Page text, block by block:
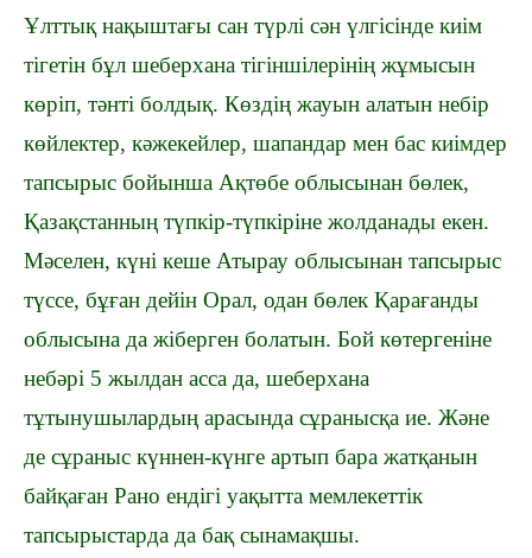
Ұлттық нақыштағы сан түрлі сән үлгісінде киім
тігетін бұл шеберхана тігіншілерінің жұмысын
көріп, тәнті болдық. Көздің жауын алатын небір
көйлектер, кәжекейлер, шапандар мен бас киімдер
тапсырыс бойынша Ақтөбе облысынан бөлек,
Қазақстанның түпкір-түпкіріне жолданады екен.
Мәселен, күні кеше Атырау облысынан тапсырыс
түссе, бұған дейін Орал, одан бөлек Қарағанды
облысына да жіберген болатын. Бой көтергеніне
небәрі 5 жылдан асса да, шеберхана
тұтынушылардың арасында сұранысқа ие. Және
де сұраныс күннен-күнге артып бара жатқанын
байқаған Рано ендігі уақытта мемлекеттік
тапсырыстарда да бақ сынамақшы.